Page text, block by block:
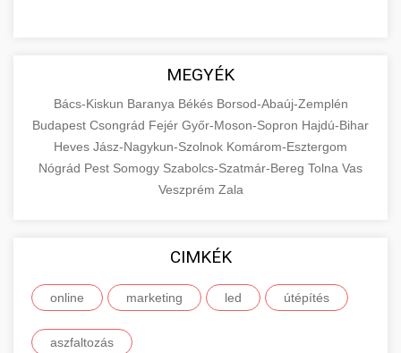
MEGYÉK
Bács-Kiskun Baranya Békés Borsod-Abaúj-Zemplén
Budapest Csongrád Fejér Győr-Moson-Sopron Hajdú-Bihar
Heves Jász-Nagykun-Szolnok Komárom-Esztergom
Nógrád Pest Somogy Szabolcs-Szatmár-Bereg Tolna Vas
Veszprém Zala
CIMKÉK
online marketing led útépítés
aszfaltozás